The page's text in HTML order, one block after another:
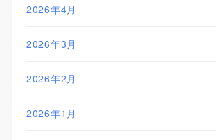
2026年4月
2026年3月
2026年2月
2026年1月